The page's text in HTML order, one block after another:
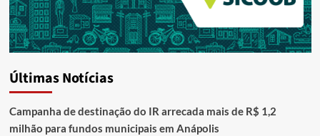
Últimas Notícias
Campanha de destinação do IR arrecada mais de R$ 1,2
milhão para fundos municipais em Anápolis